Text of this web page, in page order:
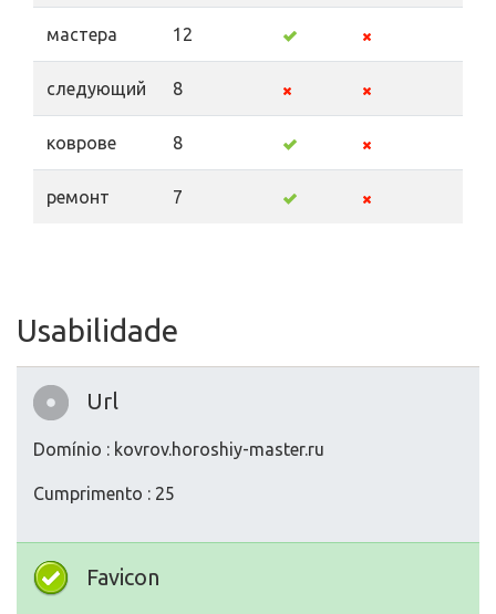
мастера 12
следующий 8
коврове 8
ремонт 7
Usabilidade
Url
Domínio : kovrov.horoshiy-master.ru
Cumprimento : 25
Favicon